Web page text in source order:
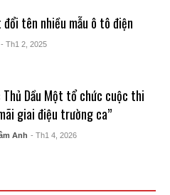
đổi tên nhiều mẫu ô tô điện
- Th1 2, 2025
Dầu Một tổ chức cuộc thi
giai điệu trường ca”
Anh - Th1 4, 2026